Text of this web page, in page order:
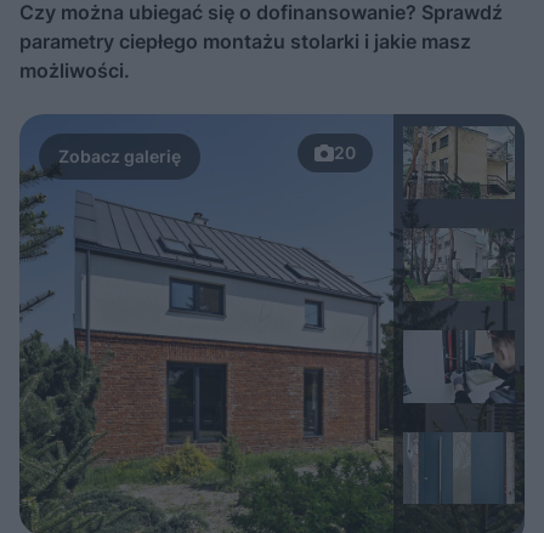
Czy można ubiegać się o dofinansowanie? Sprawdź
parametry ciepłego montażu stolarki i jakie masz
możliwości.
20